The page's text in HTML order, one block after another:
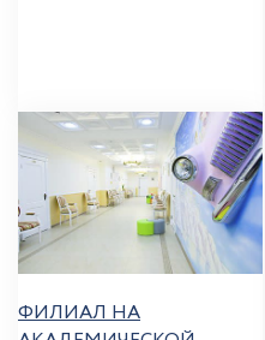
ФИЛИАЛ НА